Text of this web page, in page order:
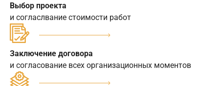
Выбор проекта
и согласлвание стоимости работ
Заключение договора
и согласование всех организационных моментов